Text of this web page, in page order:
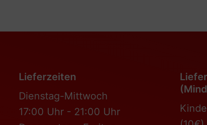
Lieferzeiten
Dienstag-Mittwoch
17:00 Uhr - 21:00 Uhr